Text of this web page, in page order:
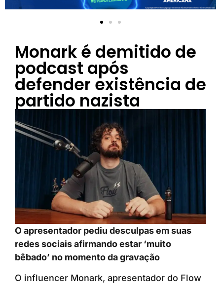
Monark é demitido de
podcast após
defender existência de
partido nazista
O apresentador pediu desculpas em suas
redes sociais afirmando estar ‘muito
bêbado’ no momento da gravação
O influencer Monark, apresentador do Flow